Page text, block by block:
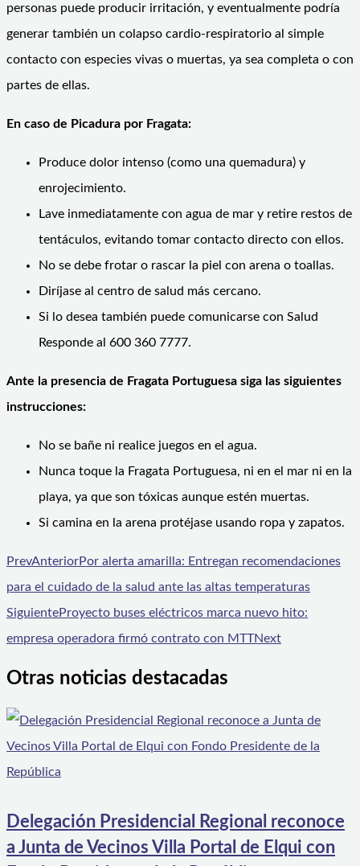
personas puede producir irritación, y eventualmente podría
generar también un colapso cardio-respiratorio al simple
contacto con especies vivas o muertas, ya sea completa o con
partes de ellas.
En caso de Picadura por Fragata:
Produce dolor intenso (como una quemadura) y
enrojecimiento.
Lave inmediatamente con agua de mar y retire restos de
tentáculos, evitando tomar contacto directo con ellos.
No se debe frotar o rascar la piel con arena o toallas.
Diríjase al centro de salud más cercano.
Si lo desea también puede comunicarse con Salud
Responde al 600 360 7777.
Ante la presencia de Fragata Portuguesa siga las siguientes
instrucciones:
No se bañe ni realice juegos en el agua.
Nunca toque la Fragata Portuguesa, ni en el mar ni en la
playa, ya que son tóxicas aunque estén muertas.
Si camina en la arena protéjase usando ropa y zapatos.
PrevAnteriorPor alerta amarilla: Entregan recomendaciones
para el cuidado de la salud ante las altas temperaturas
SiguienteProyecto buses eléctricos marca nuevo hito:
empresa operadora firmó contrato con MTTNext
Otras noticias destacadas
Delegación Presidencial Regional reconoce
a Junta de Vecinos Villa Portal de Elqui con